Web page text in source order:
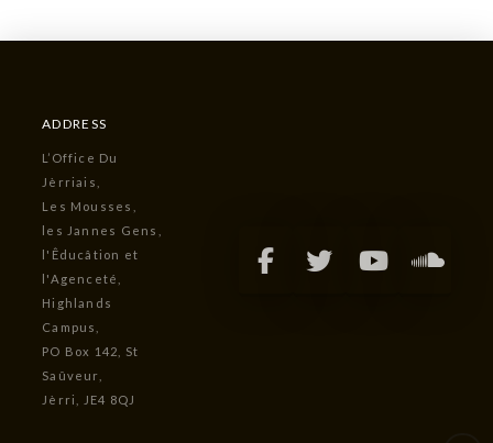
ADDRESS
L’Office Du
Jèrriais,
Les Mousses,
les Jannes Gens,
l'Êducâtion et
l'Agenceté,
Highlands
Campus,
PO Box 142, St
Saûveur,
Jèrri, JE4 8QJ